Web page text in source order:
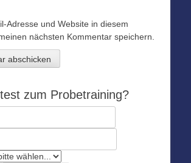
Adresse und Website in diesem
nächsten Kommentar speichern.
zum Probetraining?